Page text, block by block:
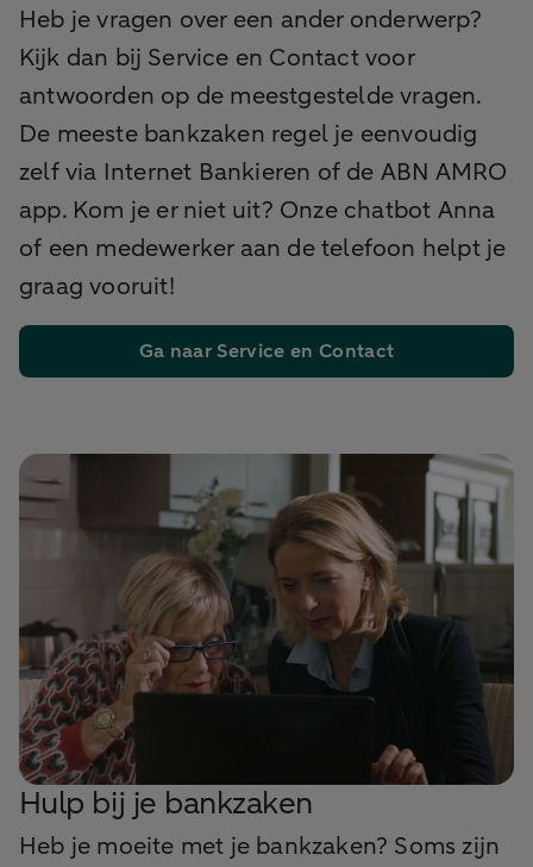
Heb je vragen over een ander onderwerp?
Kijk dan bij Service en Contact voor
antwoorden op de meestgestelde vragen.
De meeste bankzaken regel je eenvoudig
zelf via Internet Bankieren of de ABN AMRO
app. Kom je er niet uit? Onze chatbot Anna
of een medewerker aan de telefoon helpt je
graag vooruit!
Ga naar Service en Contact
Hulp bij je bankzaken
Heb je moeite met je bankzaken? Soms zijn